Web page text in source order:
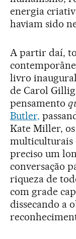
energia
haviam sido
A partir daí,
livro
de Carol
pensamento
Butler,
Kate Miller,
multiculturais
preciso um
conversação
riqueza de
com grade
dissecando a